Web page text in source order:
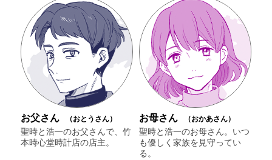
お父さん （おとうさん）
聖時と浩一のお父さんで、竹
本時心堂時計店の店主。
お母さん （おかあさん）
聖時と浩一のお母さん。いつ
も優しく家族を見守ってい
る。